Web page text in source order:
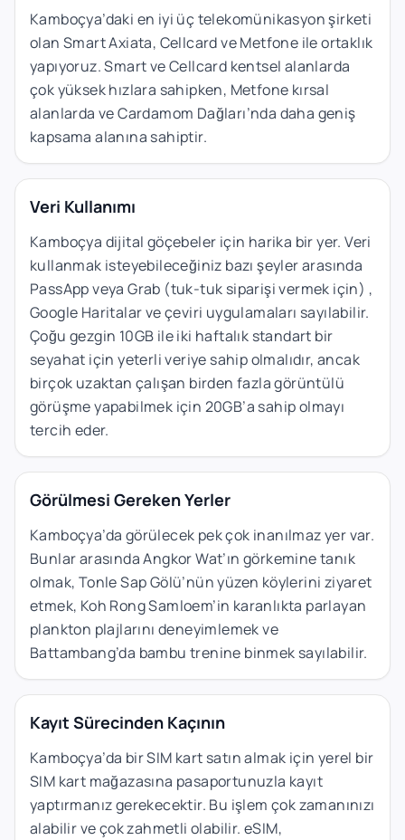
Kamboçya’daki en iyi üç telekomünikasyon şirketi
olan Smart Axiata, Cellcard ve Metfone ile ortaklık
yapıyoruz. Smart ve Cellcard kentsel alanlarda
çok yüksek hızlara sahipken, Metfone kırsal
alanlarda ve Cardamom Dağları’nda daha geniş
kapsama alanına sahiptir.
Veri Kullanımı
Kamboçya dijital göçebeler için harika bir yer. Veri
kullanmak isteyebileceğiniz bazı şeyler arasında
PassApp veya Grab (tuk-tuk siparişi vermek için) ,
Google Haritalar ve çeviri uygulamaları sayılabilir.
Çoğu gezgin 10GB ile iki haftalık standart bir
seyahat için yeterli veriye sahip olmalıdır, ancak
birçok uzaktan çalışan birden fazla görüntülü
görüşme yapabilmek için 20GB’a sahip olmayı
tercih eder.
Görülmesi Gereken Yerler
Kamboçya’da görülecek pek çok inanılmaz yer var.
Bunlar arasında Angkor Wat’ın görkemine tanık
olmak, Tonle Sap Gölü’nün yüzen köylerini ziyaret
etmek, Koh Rong Samloem’in karanlıkta parlayan
plankton plajlarını deneyimlemek ve
Battambang’da bambu trenine binmek sayılabilir.
Kayıt Sürecinden Kaçının
Kamboçya’da bir SIM kart satın almak için yerel bir
SIM kart mağazasına pasaportunuzla kayıt
yaptırmanız gerekecektir. Bu işlem çok zamanınızı
alabilir ve çok zahmetli olabilir. eSIM,